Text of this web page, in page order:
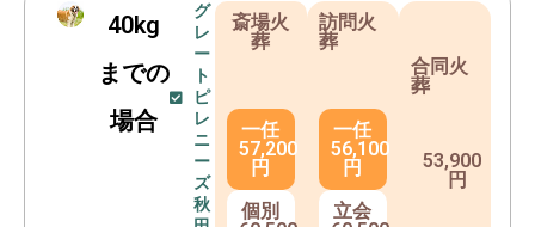
40kg
までの
場合
グ
レ
ー
ト
ピ
レ
ニ
ー
ズ
秋
斎場火
葬
一任
57,200
円
個別
訪問火
葬
一任
56,100
円
立会
合同火
葬
53,900
円